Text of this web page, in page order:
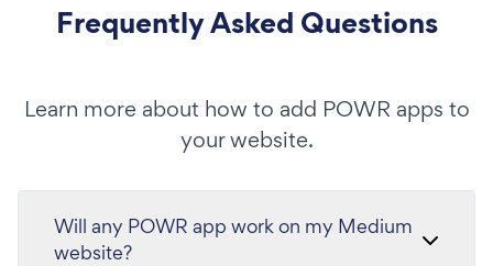
Frequently Asked Questions
Learn more about how to add POWR apps to
your website.
Will any POWR app work on my Medium
website?